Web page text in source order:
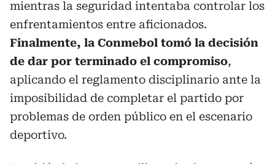
mientras la seguridad intentaba controlar los
enfrentamientos entre aficionados.
Finalmente, la Conmebol tomó la decisión
de dar por terminado el compromiso,
aplicando el reglamento disciplinario ante la
imposibilidad de completar el partido por
problemas de orden público en el escenario
deportivo.